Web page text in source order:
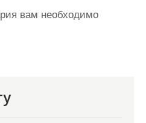
вам необходимо